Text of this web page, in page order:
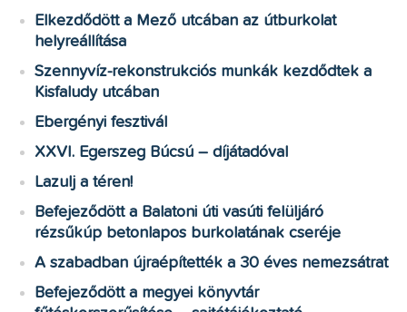
Elkezdődött a Mező utcában az útburkolat
helyreállítása
Szennyvíz-rekonstrukciós munkák kezdődtek a
Kisfaludy utcában
Ebergényi fesztivál
XXVI. Egerszeg Búcsú – díjátadóval
Lazulj a téren!
Befejeződött a Balatoni úti vasúti felüljáró
rézsűkúp betonlapos burkolatának cseréje
A szabadban újraépítették a 30 éves nemezsátrat
Befejeződött a megyei könyvtár